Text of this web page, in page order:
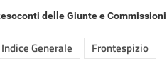
delle Giunte e Commissioni
Indice Generale Frontespizio